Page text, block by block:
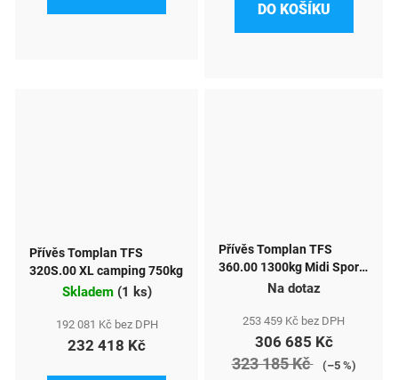
DO KOŠÍKU
Přívěs Tomplan TFS
320S.00 XL camping 750kg
Skladem (1 ks)
192 081 Kč bez DPH
232 418 Kč
Přívěs Tomplan TFS
360.00 1300kg Midi Sport
Na dotaz
253 459 Kč bez DPH
306 685 Kč
323 185 Kč (–5 %)